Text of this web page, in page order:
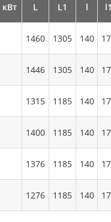
L L1 l l1
1460 1305 140
1446 1305 140
1315 1185 140
1400 1185 140
1376 1185 140
1276 1185 140